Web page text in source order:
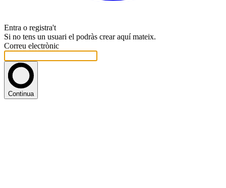
Entra o registra't
Si no tens un usuari el podràs crear aquí mateix.
Correu electrònic
Continua